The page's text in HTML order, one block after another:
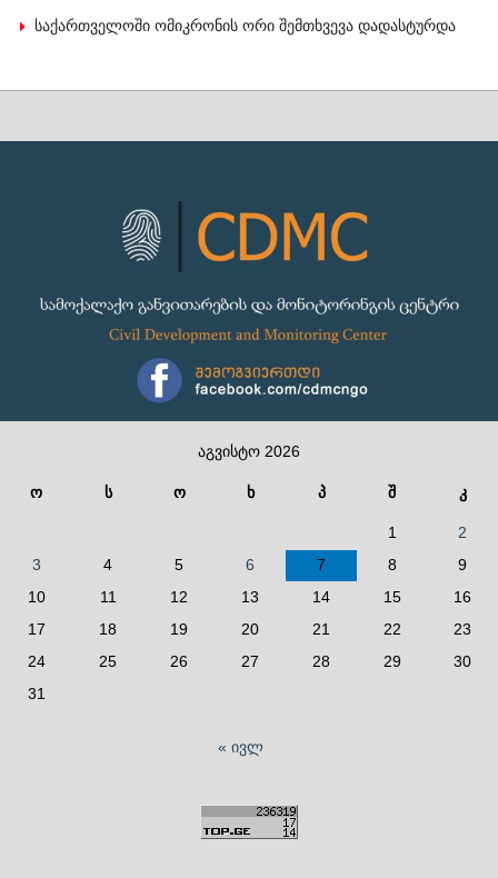
საქართველოში ომიკრონის ორი შემთხვევა დადასტურდა
აგვისტო 2026
ო ს ო ხ პ შ კ
1
2
3
4 5 6 7 8
9
10
11 12 13 14 15
16
17
18 19 20 21 22
23
24
25 26 27 28 29
30
31
« ივლ